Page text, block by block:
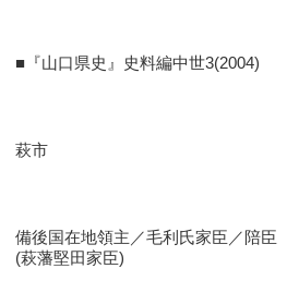
（徳山市）
■『山口県史』史料編中世3(2004)
萩市
備後国在地領主／毛利氏家臣／陪臣
(萩藩堅田家臣)